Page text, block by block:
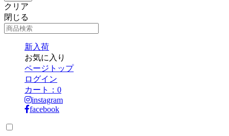
クリア
閉じる
新入荷
お気に入り
ページトップ
ログイン
カート： 0
instagram
facebook